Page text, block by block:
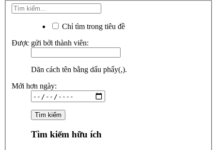
Chỉ tìm trong tiêu đề
Được gửi bởi thành viên:
Dãn cách tên bằng dấu phẩy(,).
Mới hơn ngày:
Tìm kiếm hữu ích